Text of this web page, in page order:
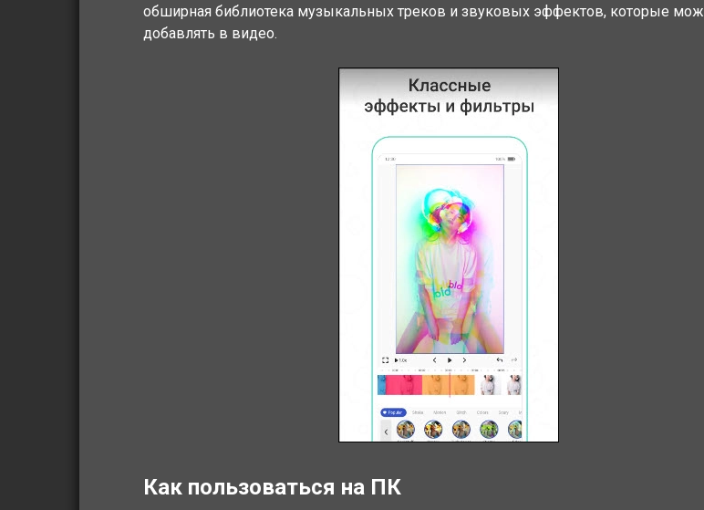
обширная библиотека музыкальных треков и звуковых эффектов, которые
добавлять в видео.
Как пользоваться на ПК